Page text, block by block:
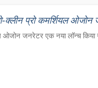
क्लीन प्रो कमर्शियल ओजोन
ओजोन जनरेटर एक नया लॉन्च